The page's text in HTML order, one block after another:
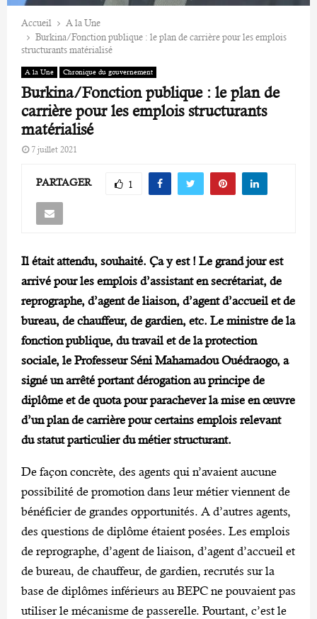
Accueil
A la Une
Burkina/Fonction publique : le plan de carrière pour les emplois
structurants matérialisé
A la Une Chronique du gouvernement
Burkina/Fonction publique : le plan de
carrière pour les emplois structurants
matérialisé
7 juillet 2021
PARTAGER 1
Il était attendu, souhaité. Ça y est ! Le grand jour est
arrivé pour les emplois d’assistant en secrétariat, de
reprographe, d’agent de liaison, d’agent d’accueil et de
bureau, de chauffeur, de gardien, etc. Le ministre de la
fonction publique, du travail et de la protection
sociale, le Professeur Séni Mahamadou Ouédraogo, a
signé un arrêté portant dérogation au principe de
diplôme et de quota pour parachever la mise en œuvre
d’un plan de carrière pour certains emplois relevant
du statut particulier du métier structurant.
De façon concrète, des agents qui n’avaient aucune
possibilité de promotion dans leur métier viennent de
bénéficier de grandes opportunités. A d’autres agents,
des questions de diplôme étaient posées. Les emplois
de reprographe, d’agent de liaison, d’agent d’accueil et
de bureau, de chauffeur, de gardien, recrutés sur la
base de diplômes inférieurs au BEPC ne pouvaient pas
utiliser le mécanisme de passerelle. Pourtant, c’est le